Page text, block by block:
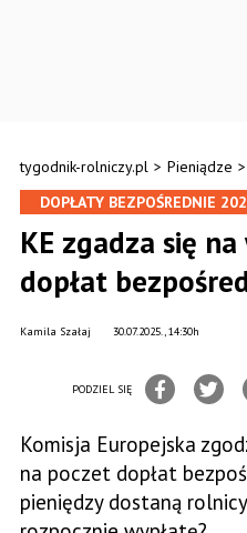
tygodnik-rolniczy.pl > Pieniądze >
DOPŁATY BEZPOŚREDNIE
KE zgadza się
dopłat
30.07.2025., 14:30h
Kamila Szałaj
PODZIEL SIĘ
Komisja Europejska
na poczet dopłat
pieniędzy dostaną